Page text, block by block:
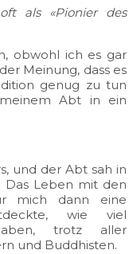
als «Pionier des
obwohl ich es gar
Meinung, dass es
genug zu tun
Abt in ein
und der Abt sah in
Das Leben mit den
mich dann eine
wie viel
trotz aller
und Buddhisten.